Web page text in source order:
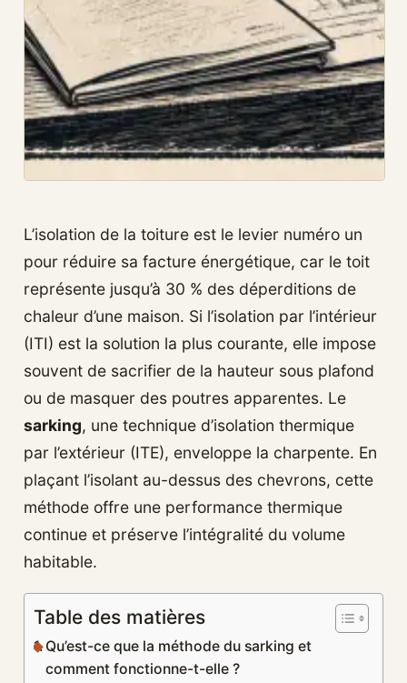
L’isolation de la toiture est le levier numéro un
pour réduire sa facture énergétique, car le toit
représente jusqu’à 30 % des déperditions de
chaleur d’une maison. Si l’isolation par l’intérieur
(ITI) est la solution la plus courante, elle impose
souvent de sacrifier de la hauteur sous plafond
ou de masquer des poutres apparentes. Le
sarking, une technique d’isolation thermique
par l’extérieur (ITE), enveloppe la charpente. En
plaçant l’isolant au-dessus des chevrons, cette
méthode offre une performance thermique
continue et préserve l’intégralité du volume
habitable.
Table des matières
Qu’est-ce que la méthode du sarking et
comment fonctionne-t-elle ?